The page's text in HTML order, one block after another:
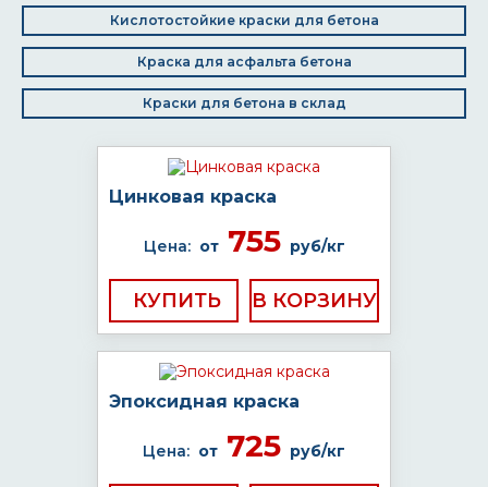
Кислотостойкие краски для бетона
Краска для асфальта бетона
Краски для бетона в склад
Цинковая краска
Цена: от755 руб/кг
КУПИТЬ
Эпоксидная краска
Цена: от 725 руб/кг